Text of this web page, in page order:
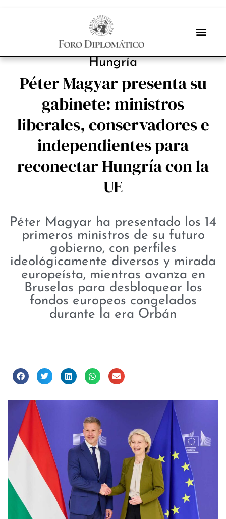
PROTAGONISTAS
Hungría
Péter Magyar presenta su
gabinete: ministros
liberales, conservadores e
independientes para
reconectar Hungría con la
UE
Péter Magyar ha presentado los 14
primeros ministros de su futuro
gobierno, con perfiles
ideológicamente diversos y mirada
europeísta, mientras avanza en
Bruselas para desbloquear los
fondos europeos congelados
durante la era Orbán